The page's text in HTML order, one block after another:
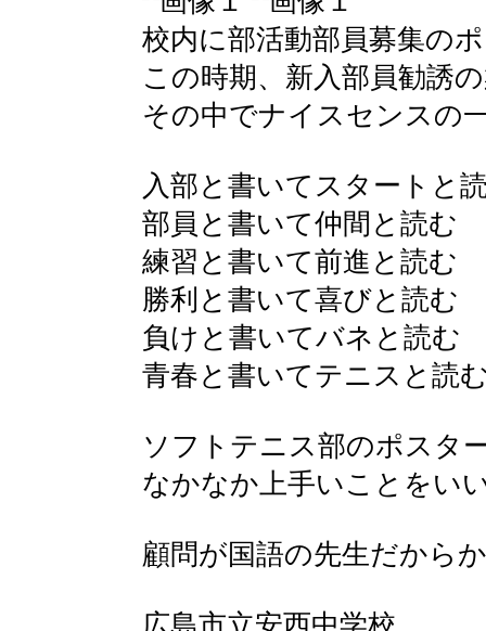
校内に部活動部員募集の
この時期、新入部員勧誘
その中でナイスセンスの
入部と書いてスタートと
部員と書いて仲間と読む
練習と書いて前進と読む
勝利と書いて喜びと読む
負けと書いてバネと読む
青春と書いてテニスと読
ソフトテニス部のポスタ
なかなか上手いことをい
顧問が国語の先生だから